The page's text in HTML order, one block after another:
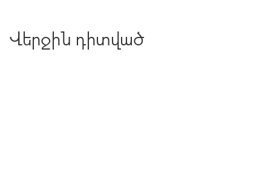
Վերջին դիտված